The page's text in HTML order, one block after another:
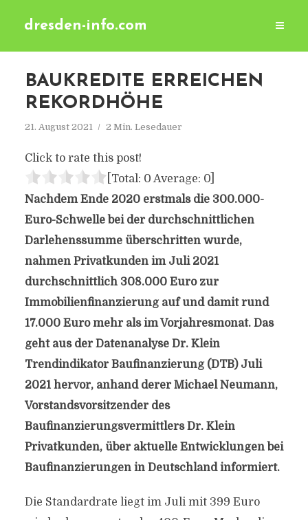
dresden-info.com
BAUKREDITE ERREICHEN
REKORDHÖHE
21. August 2021 2 Min. Lesedauer
Click to rate this post!
[Total: 0 Average: 0]
Nachdem Ende 2020 erstmals die 300.000-
Euro-Schwelle bei der durchschnittlichen
Darlehenssumme überschritten wurde,
nahmen Privatkunden im Juli 2021
durchschnittlich 308.000 Euro zur
Immobilienfinanzierung auf und damit rund
17.000 Euro mehr als im Vorjahresmonat. Das
geht aus der Datenanalyse Dr. Klein
Trendindikator Baufinanzierung (DTB) Juli
2021 hervor, anhand derer Michael Neumann,
Vorstandsvorsitzender des
Baufinanzierungsvermittlers Dr. Klein
Privatkunden, über aktuelle Entwicklungen bei
Baufinanzierungen in Deutschland informiert.
Die Standardrate liegt im Juli mit 399 Euro